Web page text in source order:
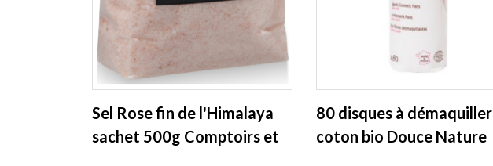
Sel Rose fin de l'Himalaya
sachet 500g Comptoirs et
80 disques à démaquiller
coton bio Douce Nature